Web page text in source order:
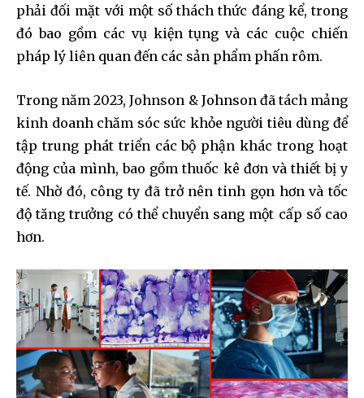
phải đối mặt với một số thách thức đáng kể, trong
đó bao gồm các vụ kiện tụng và các cuộc chiến
pháp lý liên quan đến các sản phẩm phấn rôm.
Trong năm 2023, Johnson & Johnson đã tách mảng
kinh doanh chăm sóc sức khỏe người tiêu dùng để
tập trung phát triển các bộ phận khác trong hoạt
động của mình, bao gồm thuốc kê đơn và thiết bị y
tế. Nhờ đó, công ty đã trở nên tinh gọn hơn và tốc
độ tăng trưởng có thể chuyển sang một cấp số cao
hơn.